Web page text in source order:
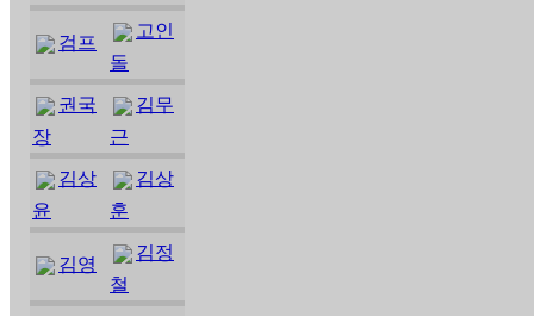
검프
고인
돌
권국
장
김무
근
김상
윤
김상
훈
김영
김정
철